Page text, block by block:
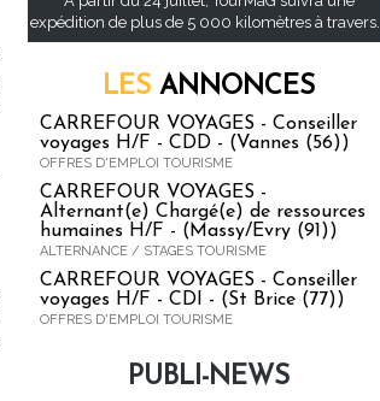
expédition de plus de 5 000 kilomètres à travers...
LES ANNONCES
CARREFOUR VOYAGES - Conseiller
voyages H/F - CDD - (Vannes (56))
OFFRES D'EMPLOI TOURISME
CARREFOUR VOYAGES -
Alternant(e) Chargé(e) de ressources
humaines H/F - (Massy/Evry (91))
ALTERNANCE / STAGES TOURISME
CARREFOUR VOYAGES - Conseiller
voyages H/F - CDI - (St Brice (77))
OFFRES D'EMPLOI TOURISME
PUBLI-NEWS